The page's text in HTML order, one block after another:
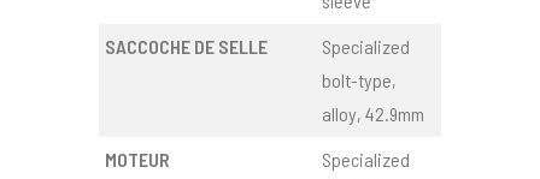
SACCOCHE DE SELLE
Specialized
bolt-type,
alloy, 42.9mm
MOTEUR
Specialized